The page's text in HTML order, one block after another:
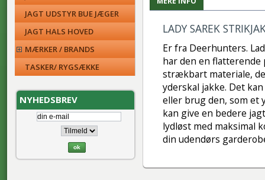
JAGT UDSTYR BUE JÆGER
JAGT HALS HOVED
MÆRKER / BRANDS
TASKER/ RYGSÆKKE
NYHEDSBREV
LADY SAREK
Er fra Deerhunters.
har den en
strækbart materiale,
yderskal jakke. Det
eller brug den, som et
kan give en bedere
lydløst med maksimal
din udendørs